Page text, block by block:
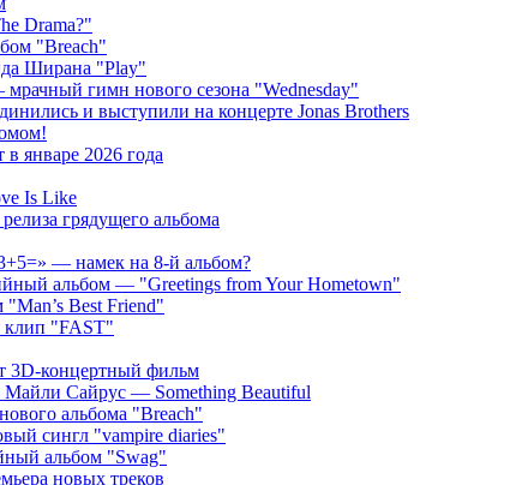
Drama?"
"Breach"
Ширана "Play"
гимн нового сезона "Wednesday"
и выступили на концерте Jonas Brothers
январе 2026 года
Is Like
грядущего альбома
— намек на 8-й альбом?
альбом — "Greetings from Your Hometown"
Best Friend"
клип "FAST"
3D-концертный фильм
Майли Сайрус — Something Beautiful
альбома "Breach"
сингл "vampire diaries"
альбом "Swag"
новых треков